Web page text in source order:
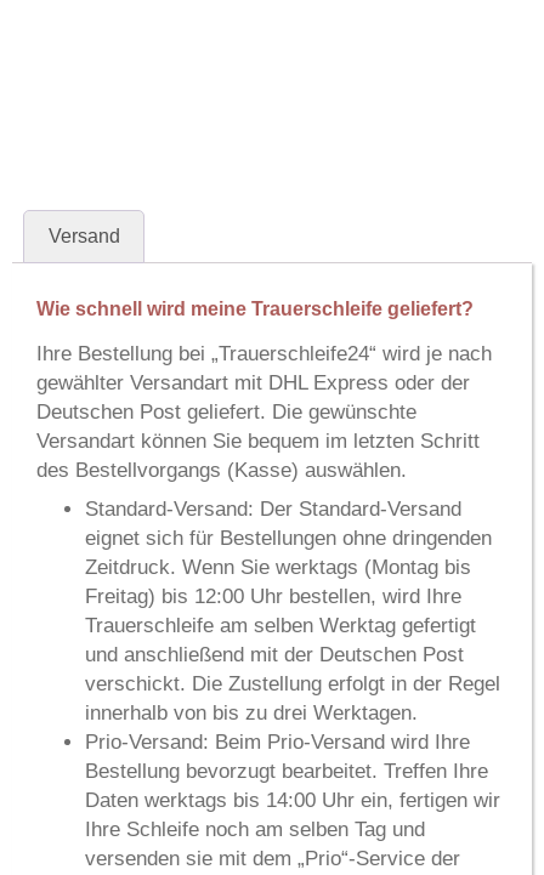
Versand
Wie schnell wird meine Trauerschleife geliefert?
Ihre Bestellung bei „Trauerschleife24“ wird je nach
gewählter Versandart mit DHL Express oder der
Deutschen Post geliefert. Die gewünschte
Versandart können Sie bequem im letzten Schritt
des Bestellvorgangs (Kasse) auswählen.
Standard-Versand: Der Standard-Versand
eignet sich für Bestellungen ohne dringenden
Zeitdruck. Wenn Sie werktags (Montag bis
Freitag) bis 12:00 Uhr bestellen, wird Ihre
Trauerschleife am selben Werktag gefertigt
und anschließend mit der Deutschen Post
verschickt. Die Zustellung erfolgt in der Regel
innerhalb von bis zu drei Werktagen.
Prio-Versand: Beim Prio-Versand wird Ihre
Bestellung bevorzugt bearbeitet. Treffen Ihre
Daten werktags bis 14:00 Uhr ein, fertigen wir
Ihre Schleife noch am selben Tag und
versenden sie mit dem „Prio“-Service der